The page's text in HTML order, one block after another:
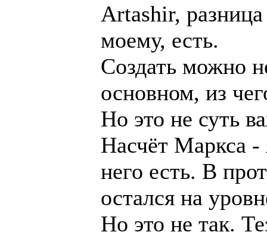
Artashir,
моему, есть.
Создать можно
основном, из
Но это не суть
Насчёт Маркса
него есть. В
остался на
Но это не так.